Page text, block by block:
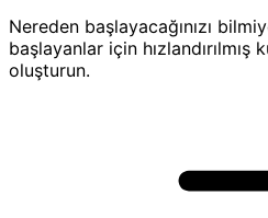
Nereden başlayacağınızı
başlayanlar için
oluşturun.